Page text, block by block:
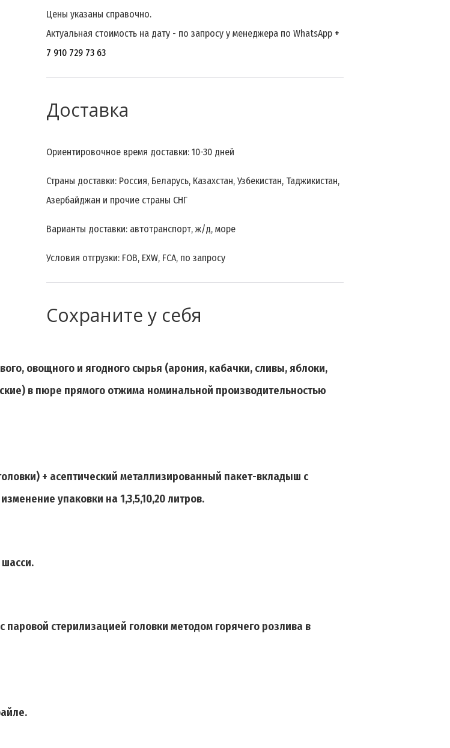
Цены указаны справочно.
Актуальная стоимость на дату - по запросу у менеджера по WhatsApp +
7 910 729 73 63
Доставка
Ориентировочное время доставки: 10-30 дней
Страны доставки: Россия, Беларусь, Казахстан, Узбекистан, Таджикистан,
Азербайджан и прочие страны СНГ
Варианты доставки: автотранспорт, ж/д, море
Условия отгрузки: FOB, EXW, FCA, по запросу
Сохраните у себя
овощного и ягодного сырья (арония, кабачки, сливы, яблоки,
) в пюре прямого отжима номинальной производительностью
+ асептический металлизированный пакет-вкладыш с
упаковки на 1,3,5,10,20 литров.
паровой стерилизацией головки методом горячего розлива в